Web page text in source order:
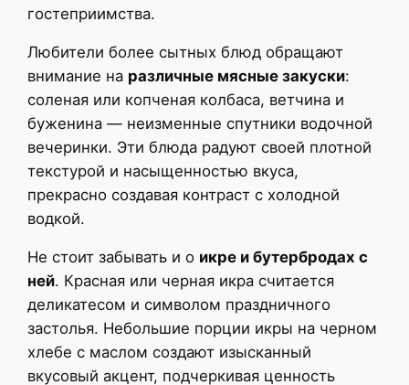
гостеприимства.
Любители более сытных блюд обращают
внимание на различные мясные закуски:
соленая или копченая колбаса, ветчина и
буженина — неизменные спутники водочной
вечеринки. Эти блюда радуют своей плотной
текстурой и насыщенностью вкуса,
прекрасно создавая контраст с холодной
водкой.
Не стоит забывать и о икре и бутербродах с
ней. Красная или черная икра считается
деликатесом и символом праздничного
застолья. Небольшие порции икры на черном
хлебе с маслом создают изысканный
вкусовый акцент, подчеркивая ценность